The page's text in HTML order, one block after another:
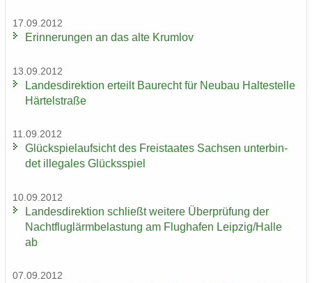
17.09.2012
Er­in­ne­run­gen an das alte Krum­lov
13.09.2012
Lan­des­di­rek­ti­on er­teilt Bau­recht für Neu­bau Hal­te­stel­le
Här­tel­stra­ße
11.09.2012
Glück­spiel­auf­sicht des Frei­staa­tes Sach­sen un­ter­bin­
det il­le­ga­les Glücks­spiel
10.09.2012
Lan­des­di­rek­ti­on schließt wei­te­re Über­prü­fung der
Nacht­flug­lärm­be­las­tung am Flug­ha­fen Leip­zig/Halle
ab
07.09.2012